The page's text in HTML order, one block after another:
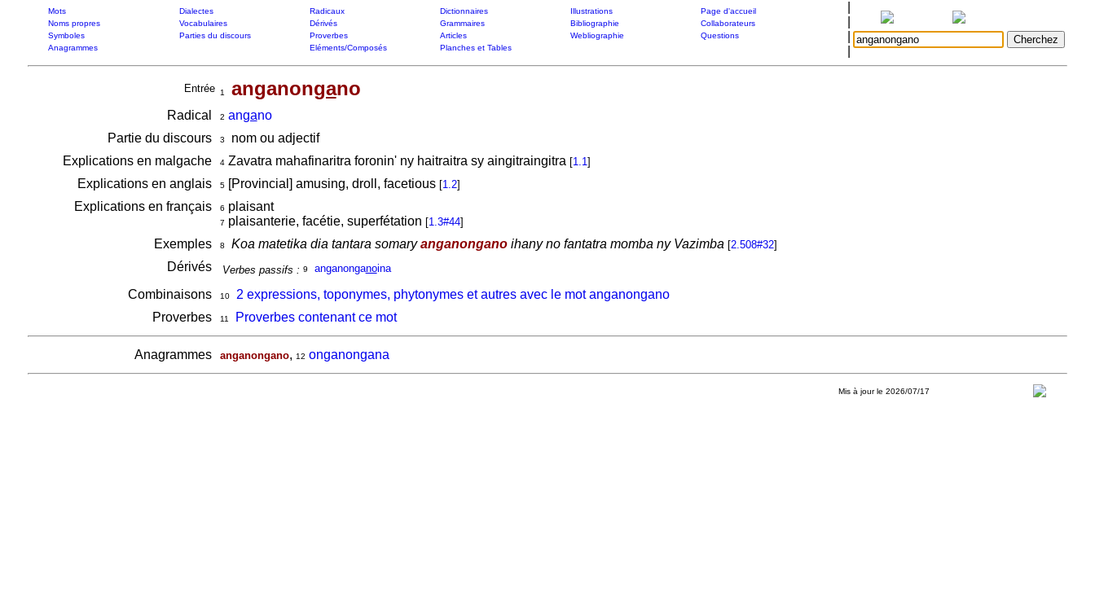
Mots Dialectes Radicaux Dictionnaires Illustrations
Page d'accueil
Noms propres
Vocabulaires Dérivés Grammaires Bibliographie
Collaborateurs
Symboles
Parties du discours Proverbes Articles Webliographie
Questions
Anagrammes
Eléments/Composés Planches et Tables
Entrée 1 anganongano
Radical 2 angano
Partie du discours
3
nom ou adjectif
Explications en malgache
4Zavatra mahafinaritra foronin' ny haitraitra sy aingitraingitra [1.1]
Explications en anglais 5[Provincial] amusing, droll, facetious [1.2]
Explications en français 6 plaisant
7 plaisanterie, facétie, superfétation [1.3#44]
Exemples 8 Koa matetika dia tantara somaryanganonganoihany no fantatra momba ny Vazimba [2.508#32]
Dérivés Verbes passifs : 9 anganonganoina
Combinaisons 10
2 expressions, toponymes, phytonymes et autres avec le mot anganongano
Proverbes
11 Proverbes contenant ce mot
Anagrammes anganongano, 12 onganongana
Mis à jour le 2026/07/17